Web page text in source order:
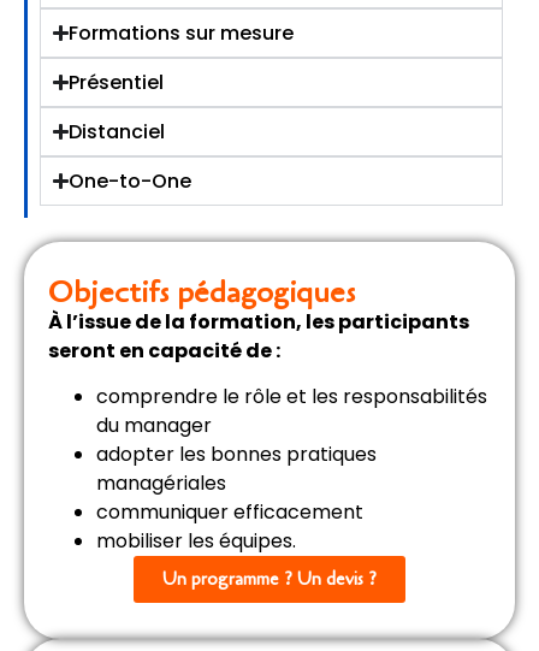
Formations sur mesure
Présentiel
Distanciel
One-to-One
Objectifs pédagogiques
À l’issue de la formation, les participants
seront en capacité de :
comprendre le rôle et les responsabilités
du manager
adopter les bonnes pratiques
managériales
communiquer efficacement
mobiliser les équipes.
Un programme ? Un devis ?